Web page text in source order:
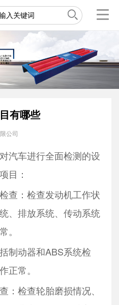
有哪些
公司
汽车进行全面检测的设
目：
查：检查发动机工作状
、排放系统、传动系统
。
制动器和ABS系统检
正常。
：检查轮胎磨损情况、